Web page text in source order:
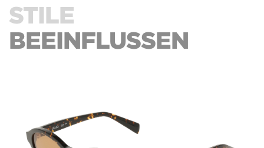
STILE
BEEINFLUSSEN